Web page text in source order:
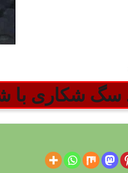
سگ شکاری با